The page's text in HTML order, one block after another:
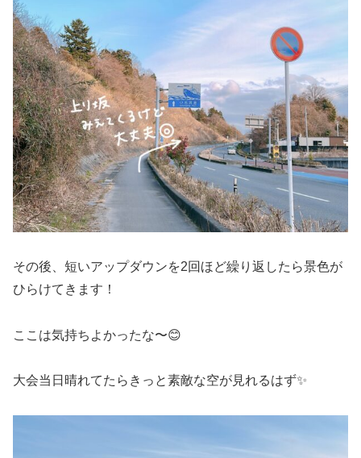
その後、短いアップダウンを2回ほど繰り返したら景色が
ひらけてきます！
ここは気持ちよかったな〜😊
大会当日晴れてたらきっと素敵な空が見れるはず✨